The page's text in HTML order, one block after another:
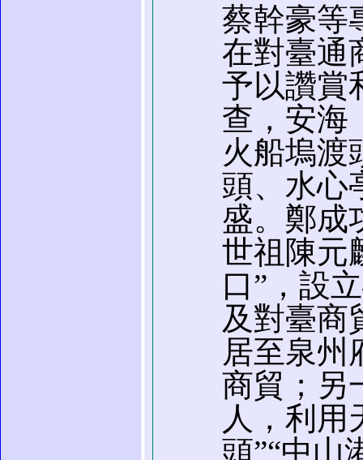
蔡幹豪等
在對臺通
予以讚賞
查，安海
火船塢渡
頭、水心
盛。鄭成
世祖陳元
口”，設
及對臺商
居至泉州
商貿；另
人，利用
頭”“中山